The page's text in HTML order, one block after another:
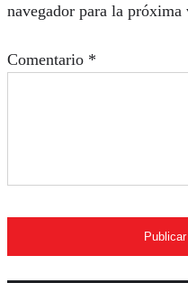
navegador para la próxima
Comentario *